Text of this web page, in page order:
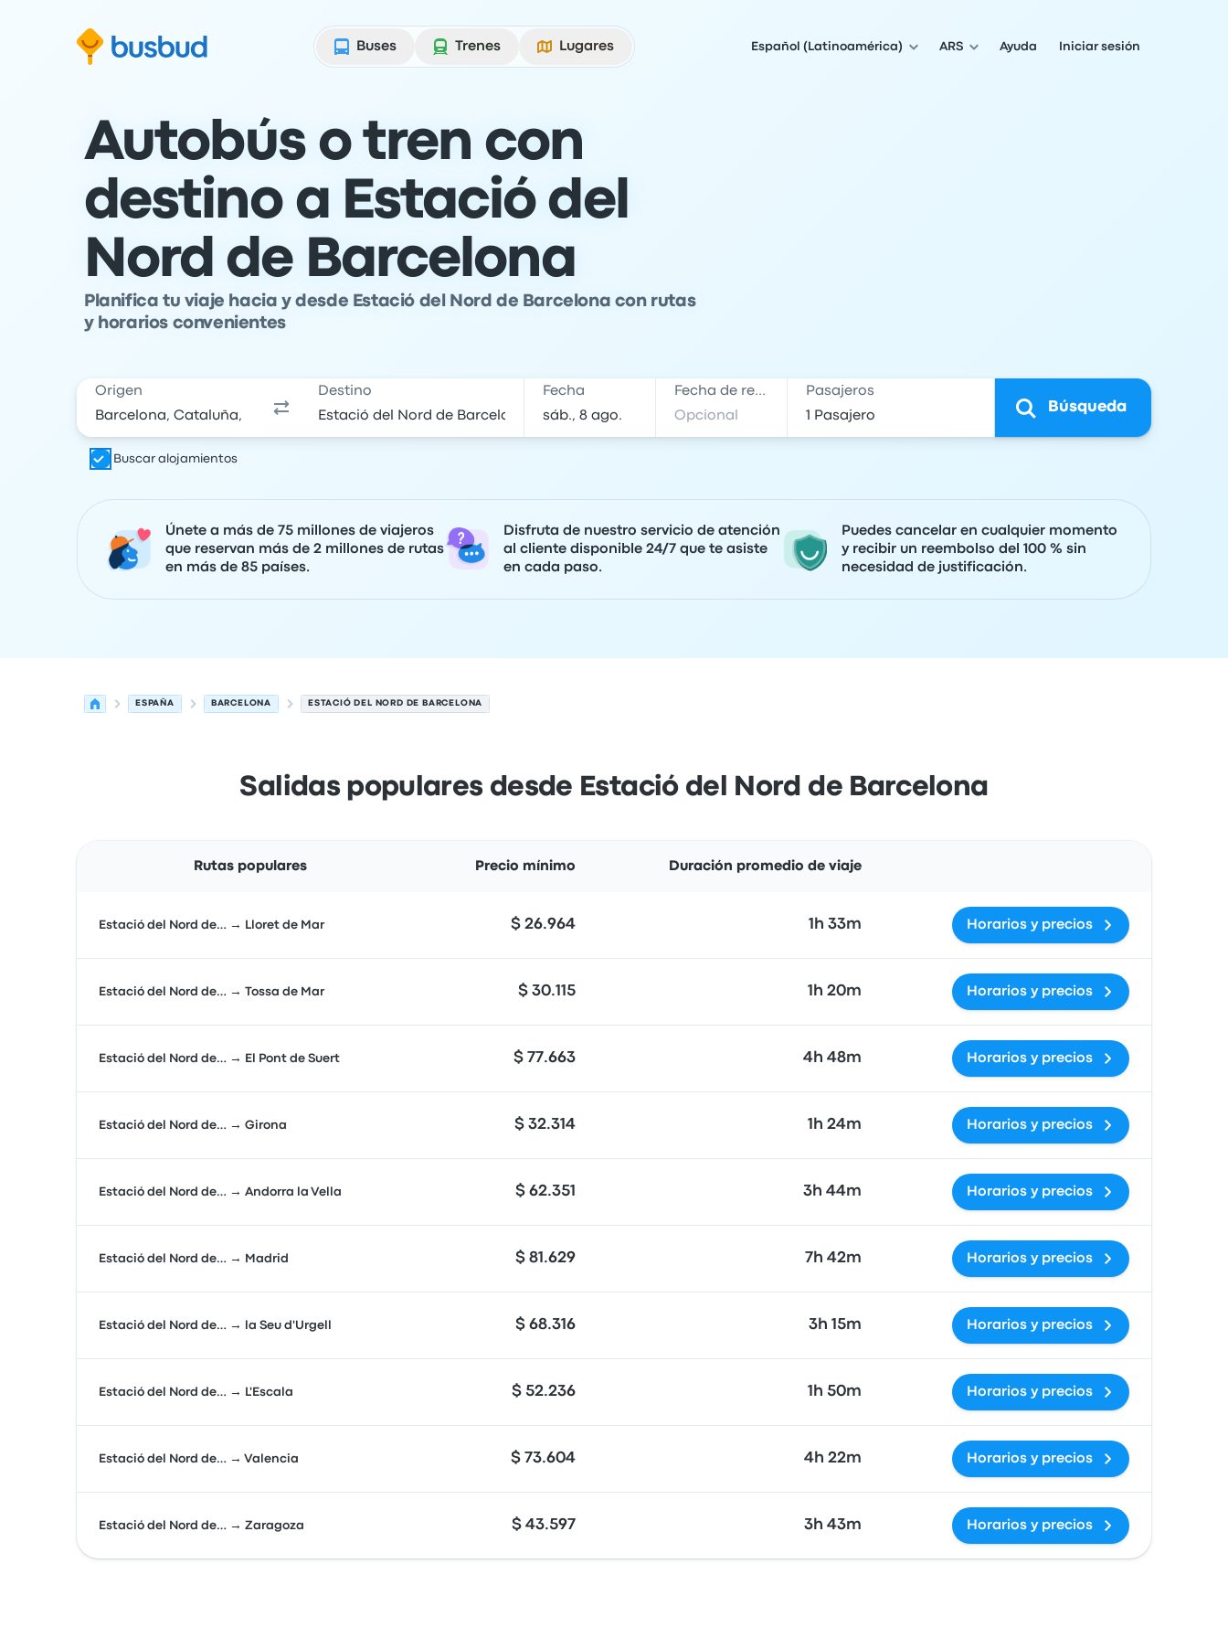
Buses
Trenes Lugares Español (Latinoamérica) ARS Ayuda Iniciar sesión
Autobús o tren con
destino a Estació del
Nord de Barcelona
Planifica tu viaje hacia y desde Estació del Nord de Barcelona con rutas
y horarios convenientes
Origen Destino Fecha Fecha de regreso Pasajeros
Búsqueda
Buscar alojamientos
Únete a más de 75 millones de viajeros
que reservan más de 2 millones de rutas
en más de 85 países.
Disfruta de nuestro servicio de atención
al cliente disponible 24/7 que te asiste
en cada paso.
Puedes cancelar en cualquier momento
y recibir un reembolso del 100 % sin
necesidad de justificación.
ESPAÑA BARCELONA ESTACIÓ DEL NORD DE BARCELONA
Salidas populares desde Estació del Nord de Barcelona
Rutas populares Precio mínimo Duración promedio de viaje
Estació del Nord de… → Lloret de Mar $ 26.964 1h 33m Horarios y precios
Estació del Nord de… → Tossa de Mar $ 30.115 1h 20m Horarios y precios
Estació del Nord de… → El Pont de Suert $ 77.663 4h 48m Horarios y precios
Estació del Nord de… → Girona $ 32.314 1h 24m Horarios y precios
Estació del Nord de… → Andorra la Vella $ 62.351 3h 44m Horarios y precios
Estació del Nord de… → Madrid $ 81.629 7h 42m Horarios y precios
Estació del Nord de… → la Seu d'Urgell $ 68.316 3h 15m Horarios y precios
Estació del Nord de… → L'Escala $ 52.236 1h 50m Horarios y precios
Estació del Nord de… → Valencia $ 73.604 4h 22m Horarios y precios
Estació del Nord de… → Zaragoza $ 43.597 3h 43m Horarios y precios